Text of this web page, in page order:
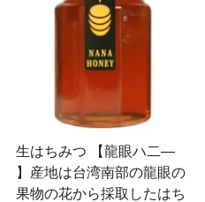
生はちみつ 【龍眼ハ二―
】産地は台湾南部の龍眼の
果物の花から採取したはち